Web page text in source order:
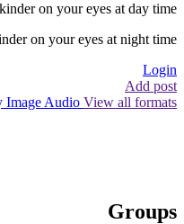
on your eyes at day time.
on your eyes at night time.
Login
Add post
Image Audio View all formats
Groups